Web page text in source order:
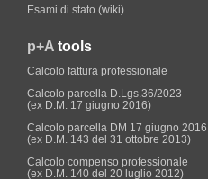
Esami di stato (wiki)
p+A tools
Calcolo fattura professionale
Calcolo parcella D.Lgs.36/2023
(ex D.M. 17 giugno 2016)
Calcolo parcella DM 17 giugno 2016
(ex D.M. 143 del 31 ottobre 2013)
Calcolo compenso professionale
(ex D.M. 140 del 20 luglio 2012)